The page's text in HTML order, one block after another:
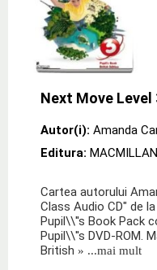
Next Move Level
Autor(i): Amanda
Editura: MACMILLAN
Cartea autorului
Class Audio CD" de
Pupil\\''s Book Pack
Pupil\\''s DVD-ROM.
British » ...mai mult